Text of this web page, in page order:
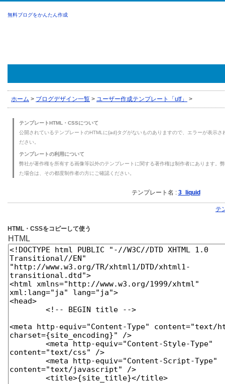
無料ブログをかんたん作成
ホーム > ブログデザイン一覧 > ユーザー作成テンプレート「utf」 >
テンプレートHTML・CSSについて
公開されているテンプレートのHTMLに{ad}タグがないものありますので、エラーが表示
ださい。
テンプレートの利用について
弊社が著作権を所有する画像等以外のテンプレートに関する著作権は制作者にあります。
た場合は、その都度制作者の方にご確認ください。
テンプレート名 : 3_liquid
テ
HTML・CSSをコピーして使う
HTML